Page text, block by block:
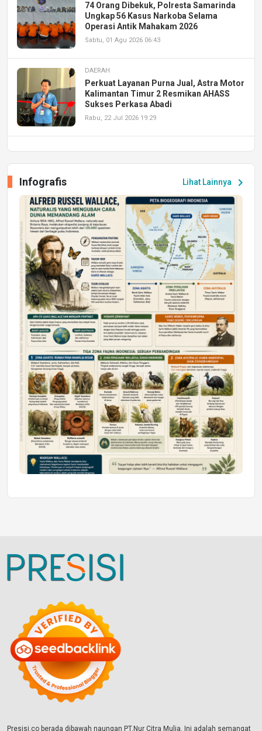
74 Orang Dibekuk, Polresta Samarinda
Ungkap 56 Kasus Narkoba Selama
Operasi Antik Mahakam 2026
Sabtu, 01 Agu 2026 06:43
DAERAH
Perkuat Layanan Purna Jual, Astra Motor
Kalimantan Timur 2 Resmikan AHASS
Sukses Perkasa Abadi
Rabu, 22 Jul 2026 19:29
Peluang Kerja dan Magang
Jumat, 17 Jul 2026 22:30
DAERAH
Astra Motor Kalimantan Timur 2 Dukung
Mahasiswa Samarinda dalam Astra
Honda SDGs Future Leaders 2026
Jumat, 10 Jul 2026 19:01
Lihat Lainnya chevron_right
Infografis
Presisi.co berada dibawah naungan PT.Nur Citra Mulia. Ini adalah semangat